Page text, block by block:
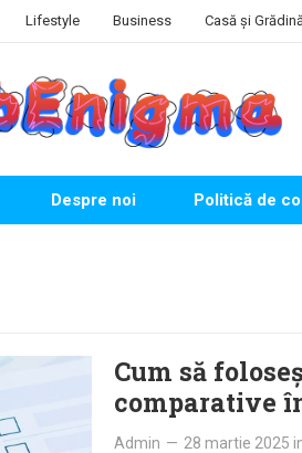
Lifestyle Business Casă și
Despre noi Politică de
Cum să
comparative
Admin — 28 martie 2025